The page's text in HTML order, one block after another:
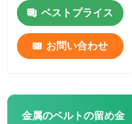
ベストプライス
お問い合わせ
金属のベルトの留め金